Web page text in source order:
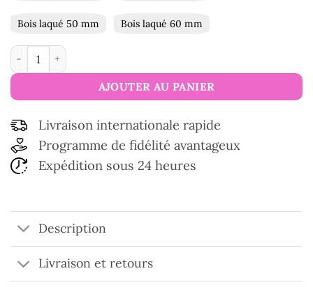
Bois laqué 50 mm Bois laqué 60 mm
quantité de Perles en bois
AJOUTER AU PANIER
Livraison internationale rapide
Programme de fidélité avantageux
Expédition sous 24 heures
Description
Livraison et retours